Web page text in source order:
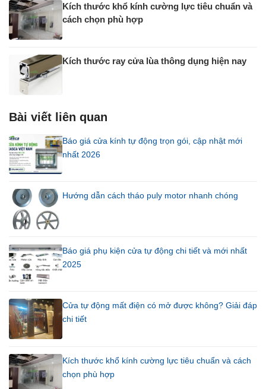
Kích thước khổ kính cường lực tiêu chuẩn và
cách chọn phù hợp
Kích thước ray cửa lùa thông dụng hiện nay
Bài viết liên quan
Báo giá cửa kính tự động trọn gói, cập nhật mới
nhất 2026
Hướng dẫn cách tháo puly motor nhanh chóng
Báo giá phụ kiện cửa tự động chi tiết và mới nhất
2025
Cửa tự động mất điện có mở được không? Giải đáp
chi tiết
Kích thước khổ kính cường lực tiêu chuẩn và cách
chọn phù hợp